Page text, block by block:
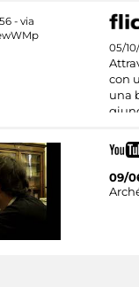
05/
con
una
09/